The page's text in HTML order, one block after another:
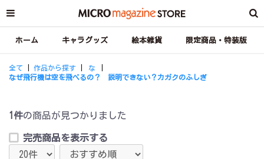
ホーム キャラグッズ 絵本雑貨 限定商品・特装版
全て 作品から探す な
なぜ飛行機は空を飛べるの？ 説明できない？カガクのふしぎ
1件の商品が見つかりました
完売商品を表示する